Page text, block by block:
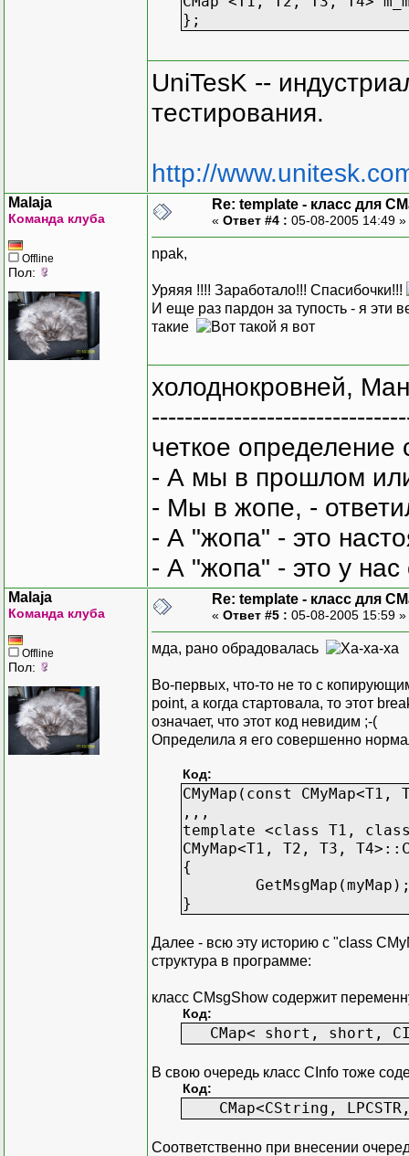
};
UniTesK --
тестирования.
http://
Malaja
Команда клуба
Offline
Пол:
Re: template - класс для
« Ответ #4 : 05-08-2005 14:49 »
npak,
Уряяя !!!! Заработало!!! Спасибочки!!!
И еще раз пардон за тупость - я эти
такие
холоднокровней,
четкое
- А мы в прошлом
- Мы в жопе, -
- А "жопа" - это
- А "жопа" - это у
Malaja
Команда клуба
Offline
Пол:
Re: template - класс для
« Ответ #5 : 05-08-2005 15:59 »
мда, рано обрадовалась
Во-первых, что-то не то с
point, а когда стартовала, то этот
означает, что этот код невидим ;-(
Определила я его совершенно
Код:
CMyMap(const
,,,
template <class T1,
CMyMap<T1, T2, T3,
{
}
Далее - всю эту историю с "class
структура в программе:
класс CMsgShow содержит
Код:
CMap< short, short,
В свою очередь класс CInfo тоже
Код:
CMap<CString,
Соответственно при внесении